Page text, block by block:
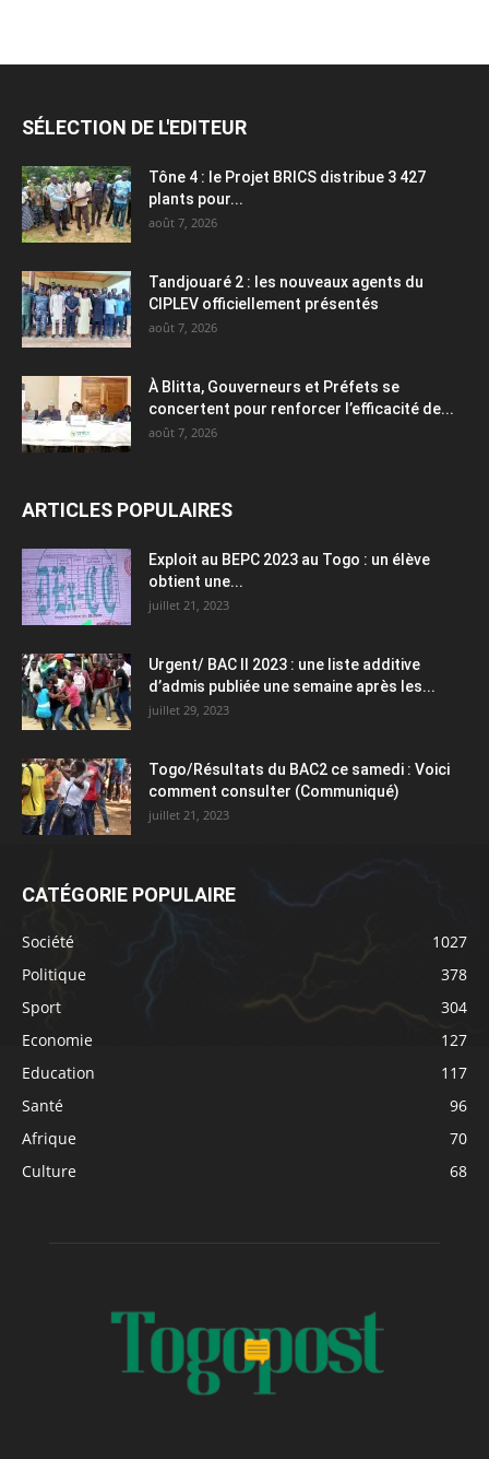
SÉLECTION DE L'EDITEUR
Tône 4 : le Projet BRICS distribue 3 427
plants pour...
août 7, 2026
Tandjouaré 2 : les nouveaux agents du
CIPLEV officiellement présentés
août 7, 2026
À Blitta, Gouverneurs et Préfets se
concertent pour renforcer l’efficacité de...
août 7, 2026
ARTICLES POPULAIRES
Exploit au BEPC 2023 au Togo : un élève
obtient une...
juillet 21, 2023
Urgent/ BAC II 2023 : une liste additive
d’admis publiée une semaine après les...
juillet 29, 2023
Togo/Résultats du BAC2 ce samedi : Voici
comment consulter (Communiqué)
juillet 21, 2023
CATÉGORIE POPULAIRE
Société
1027
Politique
378
Sport
304
Economie
127
Education
117
Santé
96
Afrique
70
Culture
68